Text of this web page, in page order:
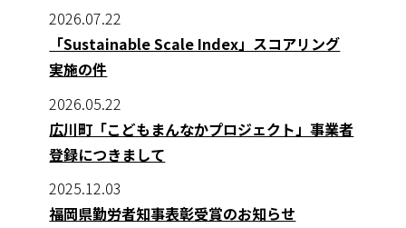
2026.07.22
「Sustainable Scale Index」スコアリング
実施の件
2026.05.22
広川町「こどもまんなかプロジェクト」事業者
登録につきまして
2025.12.03
福岡県勤労者知事表彰受賞のお知らせ